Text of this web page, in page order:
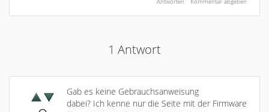
1 Antwort
Gab es keine Gebrauchsanweisung
dabei? Ich kenne nur die Seite mit der Firmware